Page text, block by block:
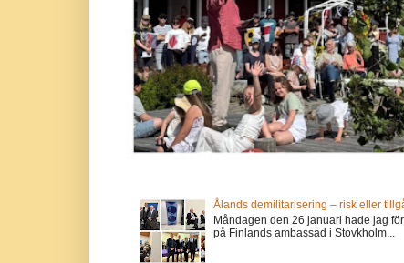
Ålands demilitarisering – risk eller
Måndagen den 26 januari hade jag
på Finlands ambassad i Stovkholm...